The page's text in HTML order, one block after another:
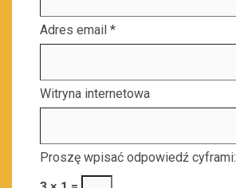
Adres email *
Witryna internetowa
Proszę wpisać odpowiedź cyframi: